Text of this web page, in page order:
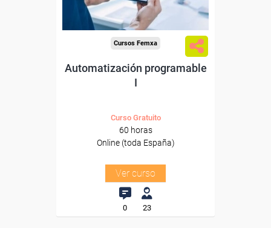
Extractivas.
Cursos Femxa
Automatización programable
I
Curso Gratuito
60 horas
Online (toda España)
Ver curso
0 23